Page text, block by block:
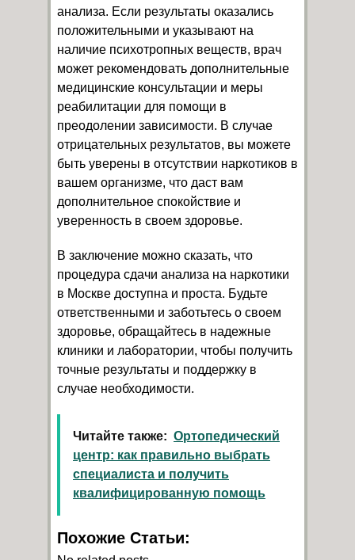
анализа. Если результаты оказались
положительными и указывают на
наличие психотропных веществ, врач
может рекомендовать дополнительные
медицинские консультации и меры
реабилитации для помощи в
преодолении зависимости. В случае
отрицательных результатов, вы можете
быть уверены в отсутствии наркотиков в
вашем организме, что даст вам
дополнительное спокойствие и
уверенность в своем здоровье.
В заключение можно сказать, что
процедура сдачи анализа на наркотики
в Москве доступна и проста. Будьте
ответственными и заботьтесь о своем
здоровье, обращайтесь в надежные
клиники и лаборатории, чтобы получить
точные результаты и поддержку в
случае необходимости.
Читайте также: Ортопедический
центр: как правильно выбрать
специалиста и получить
квалифицированную помощь
Похожие Статьи: